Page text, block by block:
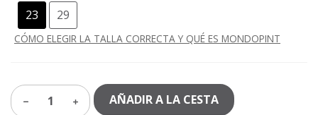
23
29
CÓMO ELEGIR LA TALLA CORRECTA Y QUÉ ES MONDOPINT
1 AÑADIR A LA CESTA